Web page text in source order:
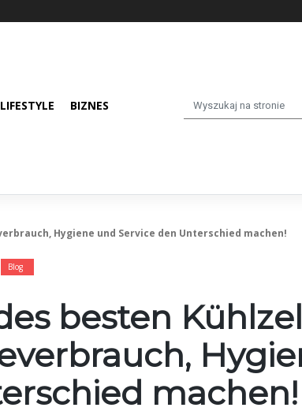
LIFESTYLE BIZNES
Hygiene und Service den Unterschied machen!
Blog
besten
machen!